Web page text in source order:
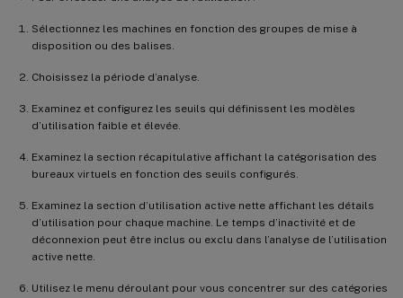
Sélectionnez les machines en fonction des groupes de mise à
disposition ou des balises.
Choisissez la période d’analyse.
Examinez et configurez les seuils qui définissent les modèles
d’utilisation faible et élevée.
Examinez la section récapitulative affichant la catégorisation des
bureaux virtuels en fonction des seuils configurés.
Examinez la section d’utilisation active nette affichant les détails
d’utilisation pour chaque machine. Le temps d’inactivité et de
déconnexion peut être inclus ou exclu dans l’analyse de l’utilisation
active nette.
Utilisez le menu déroulant pour vous concentrer sur des catégories